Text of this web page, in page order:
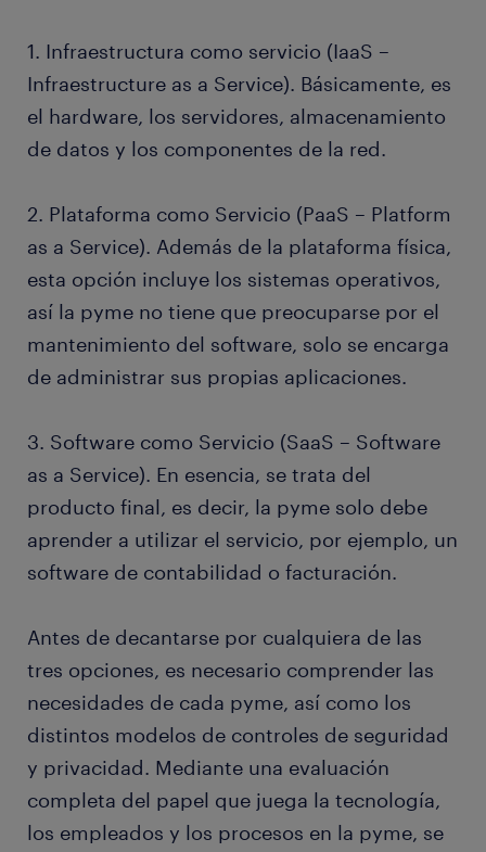
1. Infraestructura como servicio (IaaS –
Infraestructure as a Service). Básicamente, es
el hardware, los servidores, almacenamiento
de datos y los componentes de la red.
2. Plataforma como Servicio (PaaS – Platform
as a Service). Además de la plataforma física,
esta opción incluye los sistemas operativos,
así la pyme no tiene que preocuparse por el
mantenimiento del software, solo se encarga
de administrar sus propias aplicaciones.
3. Software como Servicio (SaaS – Software
as a Service). En esencia, se trata del
producto final, es decir, la pyme solo debe
aprender a utilizar el servicio, por ejemplo, un
software de contabilidad o facturación.
Antes de decantarse por cualquiera de las
tres opciones, es necesario comprender las
necesidades de cada pyme, así como los
distintos modelos de controles de seguridad
y privacidad. Mediante una evaluación
completa del papel que juega la tecnología,
los empleados y los procesos en la pyme, se